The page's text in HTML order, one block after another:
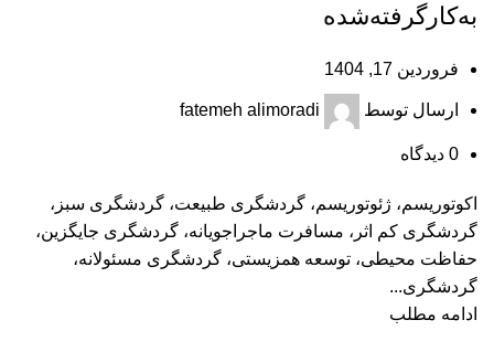
به‌کارگرفته‌شده
فروردین 17, 1404
ارسال توسط fatemeh alimoradi
0 دیدگاه
اکوتوریسم، ژئوتوریسم، گردشگری طبیعت، گردشگری سبز،
گردشگری کم اثر، مسافرت ماجراجویانه، گردشگری جایگزین،
حفاظت محیطی، توسعه همزیستی، گردشگری مسئولانه،
گردشگری...
ادامه مطلب